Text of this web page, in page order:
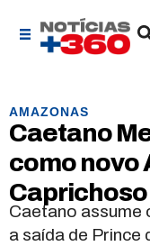
AMAZONAS
Caetano
como novo
Caprichoso
Caetano assume
a saída de Prince